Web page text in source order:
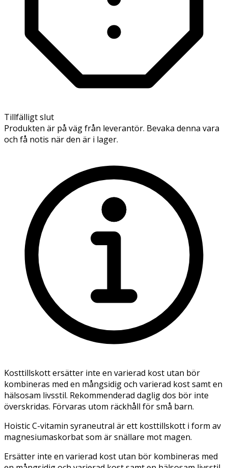
Tillfälligt slut
Produkten är på väg från leverantör. Bevaka denna vara
och få notis när den är i lager.
Kosttillskott ersätter inte en varierad kost utan bör
kombineras med en mångsidig och varierad kost samt en
hälsosam livsstil. Rekommenderad daglig dos bör inte
överskridas. Förvaras utom räckhåll för små barn.
Hoistic C-vitamin syraneutral är ett kosttillskott i form av
magnesiumaskorbat som är snällare mot magen.
Ersätter inte en varierad kost utan bör kombineras med